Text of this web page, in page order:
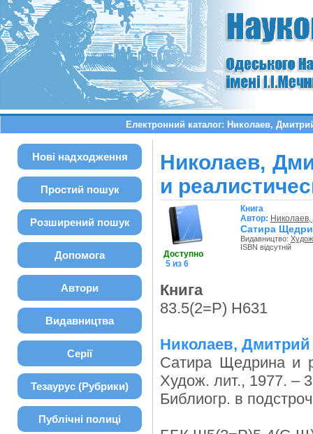
Електронний каталог: Николаев,
Нові надходження
Простий пошук
Розширений пошук
Допомога
Автори
Видавництва
Серії
Тезаурус (Рубрики)
Публічні полиці
Николаев,
и
Доступно
5 из 6
Книга
Автор:
Сатира
Видавництво:
ISBN відсутній
Книга
83.5(2=Р) Н631
Николаев,
Сатира Щедрина и
Худож. лит., 1977. –
Библиогр. в